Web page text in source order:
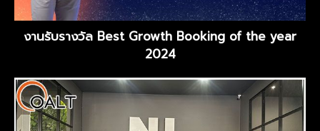
งานรับรางวัล Best Growth Booking of the year
2024